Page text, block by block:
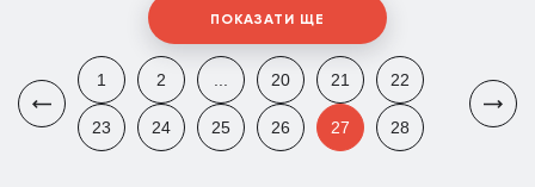
ПОКАЗАТИ ЩЕ
1 2 20 21 22
23 24 25 26 27 28